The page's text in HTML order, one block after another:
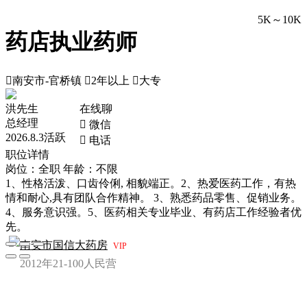
药店执业药师
5K～10K
南安市-官桥镇 2年以上 大专
洪先生
总经理
2026.8.3活跃
在线聊
 微信
 电话
职位详情
岗位：全职 年龄：不限
1、性格活泼、口齿伶俐, 相貌端正。2、热爱医药工作，有热
情和耐心,具有团队合作精神。 3、熟悉药品零售、促销业务。
4、服务意识强。5、医药相关专业毕业、有药店工作经验者优
先。
南安市国信大药房 VIP
2012年21-100人 民营